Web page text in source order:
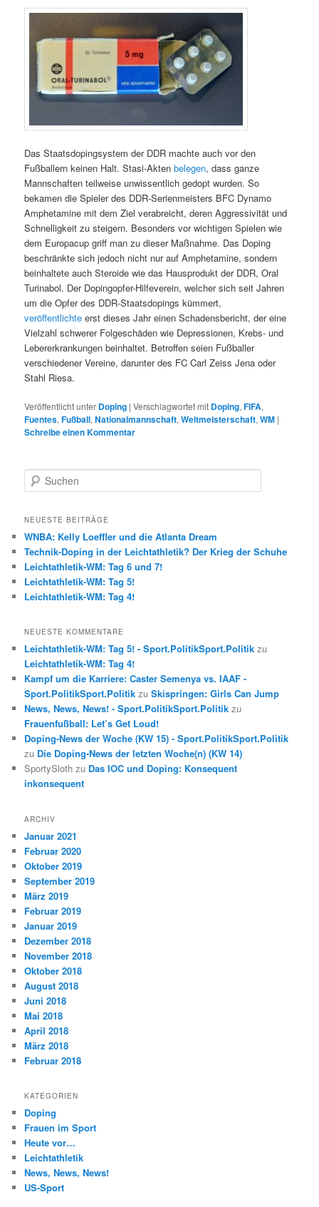
Das Staatsdopingsystem der DDR machte auch vor den
Fußballern keinen Halt. Stasi-Aktenbelegen, dass ganze
Mannschaften teilweise unwissentlich gedopt wurden. So
bekamen die Spieler des DDR-Serienmeisters BFC Dynamo
Amphetamine mit dem Ziel verabreicht, deren Aggressivität und
Schnelligkeit zu steigern. Besonders vor wichtigen Spielen wie
dem Europacup griff man zu dieser Maßnahme. Das Doping
beschränkte sich jedoch nicht nur auf Amphetamine, sondern
beinhaltete auch Steroide wie das Hausprodukt der DDR, Oral
Turinabol. Der Dopingopfer-Hilfeverein, welcher sich seit Jahren
um die Opfer des DDR-Staatsdopings kümmert,
veröffentlichte erst dieses Jahr einen Schadensbericht, der eine
Vielzahl schwerer Folgeschäden wie Depressionen, Krebs- und
Lebererkrankungen beinhaltet. Betroffen seien Fußballer
verschiedener Vereine, darunter des FC Carl Zeiss Jena oder
Stahl Riesa.
Veröffentlicht unter Doping |Verschlagwortet mit Doping,FIFA,
Fuentes,Fußball,Nationalmannschaft,Weltmeisterschaft,WM |
Schreibe einen Kommentar
u
h
n
NEUESTE BEITRÄGE
WNBA: Kelly Loeffler und die Atlanta Dream
Technik-Doping in der Leichtathletik? Der Krieg der Schuhe
Leichtathletik-WM: Tag 6 und 7!
Leichtathletik-WM: Tag 5!
Leichtathletik-WM: Tag 4!
NEUESTE KOMMENTARE
Leichtathletik-WM: Tag 5! - Sport.PolitikSport.Politik zu
Leichtathletik-WM: Tag 4!
Kampf um die Karriere: Caster Semenya vs. IAAF -
Sport.PolitikSport.Politik zuSkispringen: Girls Can Jump
News, News, News! - Sport.PolitikSport.Politik zu
Frauenfußball: Let’s Get Loud!
Doping-News der Woche (KW 15) - Sport.PolitikSport.Politik
zu Die Doping-News der letzten Woche(n) (KW 14)
SportySloth zu Das IOC und Doping: Konsequent
inkonsequent
ARCHIV
Januar 2021
Februar 2020
Oktober 2019
September 2019
März 2019
Februar 2019
Januar 2019
Dezember 2018
November 2018
Oktober 2018
August 2018
Juni 2018
Mai 2018
April 2018
März 2018
Februar 2018
KATEGORIEN
Doping
Frauen im Sport
Heute vor…
Leichtathletik
News, News, News!
US-Sport